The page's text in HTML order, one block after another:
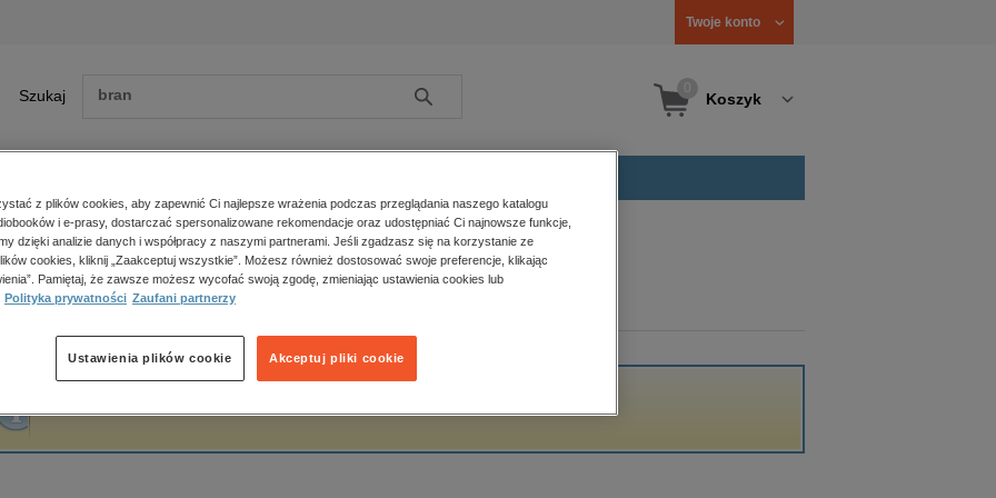
Twoje konto
Szukaj Szukaj Koszyk
Zobacz wszystkie E-prasa
polityka, społeczno-informacyjne
psychologiczne
popularno-naukowe
historia
główna FRANCES HODGSON BURNETT
HODGSON BURNETT
z plików cookies, aby zapewnić Ci najlepsze wrażenia podczas przeglądania naszego katalogu
i e-prasy, dostarczać spersonalizowane rekomendacje oraz udostępniać Ci najnowsze funkcje,
dzięki analizie danych i współpracy z naszymi partnerami. Jeśli zgadzasz się na korzystanie ze
cookies, kliknij „Zaakceptuj wszystkie”. Możesz również dostosować swoje preferencje, klikając
Pamiętaj, że zawsze możesz wycofać swoją zgodę, zmieniając ustawienia cookies lub
Polityka prywatności Zaufani partnerzy
Akceptuj pliki cookie
Ustawienia plików cookie